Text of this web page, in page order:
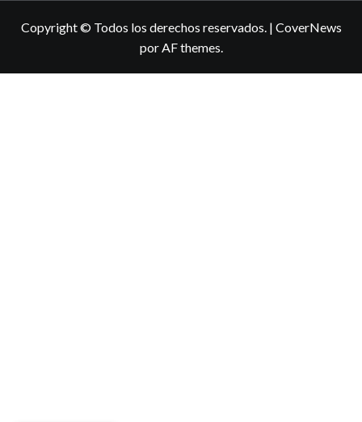
Copyright © Todos los derechos reservados. | CoverNews
por AF themes.